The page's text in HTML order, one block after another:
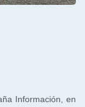
Información, en